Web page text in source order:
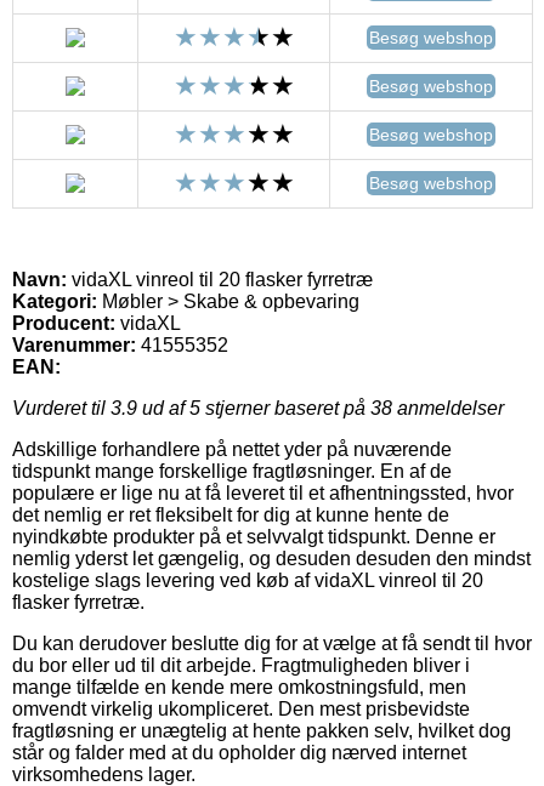
Besøg webshop
Besøg webshop
Besøg webshop
Besøg webshop
Navn: vidaXL vinreol til 20 flasker fyrretræ
Kategori: Møbler > Skabe & opbevaring
Producent: vidaXL
Varenummer: 41555352
EAN:
Vurderet til 3.9 ud af 5 stjerner baseret på 38 anmeldelser
Adskillige forhandlere på nettet yder på nuværende
tidspunkt mange forskellige fragtløsninger. En af de
populære er lige nu at få leveret til et afhentningssted, hvor
det nemlig er ret fleksibelt for dig at kunne hente de
nyindkøbte produkter på et selvvalgt tidspunkt. Denne er
nemlig yderst let gængelig, og desuden desuden den mindst
kostelige slags levering ved køb af vidaXL vinreol til 20
flasker fyrretræ.
Du kan derudover beslutte dig for at vælge at få sendt til hvor
du bor eller ud til dit arbejde. Fragtmuligheden bliver i
mange tilfælde en kende mere omkostningsfuld, men
omvendt virkelig ukompliceret. Den mest prisbevidste
fragtløsning er unægtelig at hente pakken selv, hvilket dog
står og falder med at du opholder dig nærved internet
virksomhedens lager.